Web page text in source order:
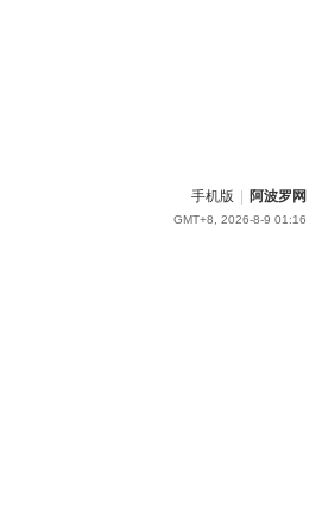
手机版 阿波罗网
GMT+8, 2026-8-9 01:16